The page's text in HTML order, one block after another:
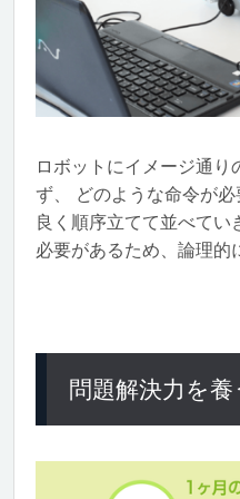
ロボットにイメージ通り
ず、 どのような命令が
良く順序立てて並べてい
必要があるため、論理的
問題解決力を